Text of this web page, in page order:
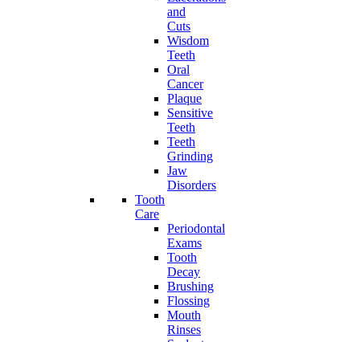
and
Cuts
Wisdom
Teeth
Oral
Cancer
Plaque
Sensitive
Teeth
Teeth
Grinding
Jaw
Disorders
Tooth
Care
Periodontal
Exams
Tooth
Decay
Brushing
Flossing
Mouth
Rinses